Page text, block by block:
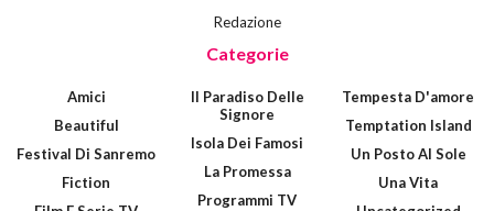
Redazione
Categorie
Amici
Beautiful
Festival Di Sanremo
Fiction
Il Paradiso Delle
Signore
Isola Dei Famosi
La Promessa
Programmi TV
Tempesta D'amore
Temptation Island
Un Posto Al Sole
Una Vita